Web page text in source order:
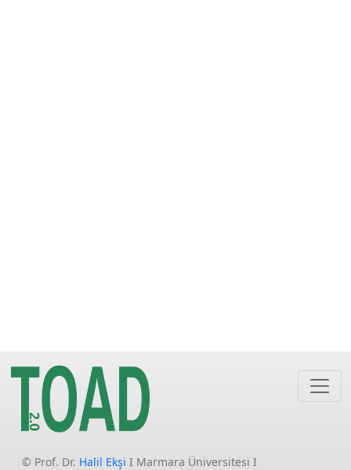
© Prof. Dr. Halil Ekşi I Marmara Üniversitesi I